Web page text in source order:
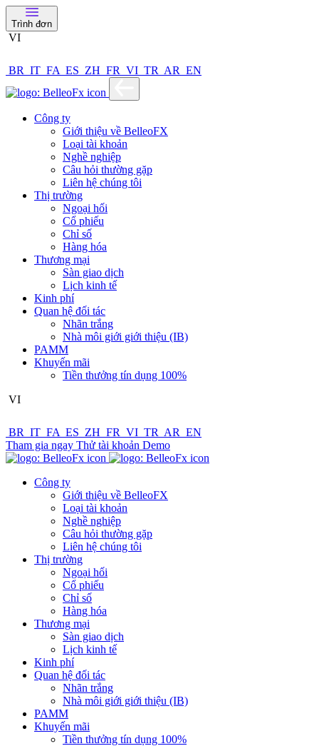
Trình đơn
VI
BR IT FA ES ZH FR VI TR AR EN
Công ty
Giới thiệu về BelleoFX
Loại tài khoản
Nghề nghiệp
Câu hỏi thường gặp
Liên hệ chúng tôi
Thị trường
Ngoại hối
Cổ phiếu
Chỉ số
Hàng hóa
Thương mại
Sàn giao dịch
Lịch kinh tế
Kinh phí
Quan hệ đối tác
Nhãn trắng
Nhà môi giới giới thiệu (IB)
PAMM
Khuyến mãi
Tiền thưởng tín dụng 100%
VI
BR IT FA ES ZH FR VI TR AR EN
Tham gia ngay Thử tài khoản Demo
Công ty
Giới thiệu về BelleoFX
Loại tài khoản
Nghề nghiệp
Câu hỏi thường gặp
Liên hệ chúng tôi
Thị trường
Ngoại hối
Cổ phiếu
Chỉ số
Hàng hóa
Thương mại
Sàn giao dịch
Lịch kinh tế
Kinh phí
Quan hệ đối tác
Nhãn trắng
Nhà môi giới giới thiệu (IB)
PAMM
Khuyến mãi
Tiền thưởng tín dụng 100%